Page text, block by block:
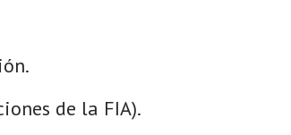
de la FIA).